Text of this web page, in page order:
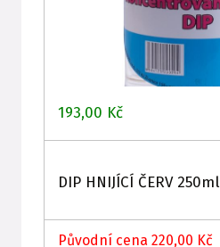
193,00 Kč
DIP HNIJÍCÍ ČERV 250ml
Původní cena 220,00 Kč